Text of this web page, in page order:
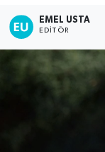
EMEL USTA
EDITÖR